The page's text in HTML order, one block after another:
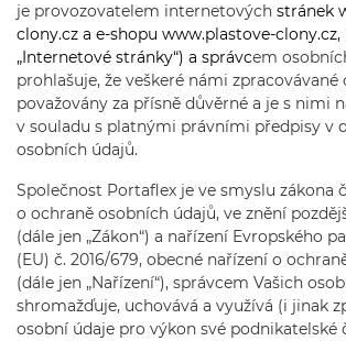
je provozovatelem internetových stránek
clony.cz a e-shopu www.plastove-clony.cz,
„Internetové stránky“) a správcem
prohlašuje, že veškeré námi zpracovávané
považovány za přísně důvěrné a je s nimi
v souladu s platnými právními předpisy v
osobních údajů.
Společnost Portaflex je ve smyslu zákona
o ochraně osobních údajů, ve znění
(dále jen „Zákon“) a nařízení Evropského
(EU) č. 2016/679, obecné nařízení o
(dále jen „Nařízení“), správcem Vašich
shromažďuje, uchovává a využívá (i jinak
osobní údaje pro výkon své podnikatelské